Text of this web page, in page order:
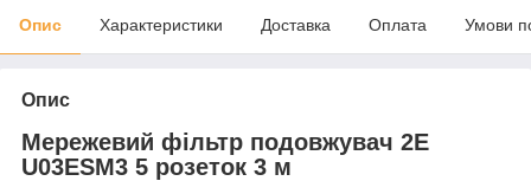
Опис Характеристики Доставка Оплата Умови
Опис
Мережевий фільтр подовжувач 2E
U03ESM3 5 розеток 3 м